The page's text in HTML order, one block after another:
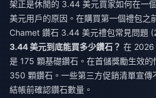
架正是休閒的 3.44 美元買家如何在一
美元用戶的原因。在購買第一個禮包之
Chamet 鑽石 3.44 美元禮包常見問題
3.44 美元到底能買多少鑽石？ 在 2026
是 175 顆基礎鑽石。在首儲獎勵生效
350 顆鑽石。一些第三方促銷清單宣傳
結帳前確認鑽石數量。